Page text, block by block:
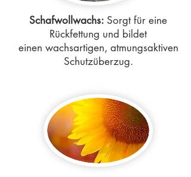
Schafwollwachs: Sorgt für eine
Rückfettung und bildet
einen wachsartigen, atmungsaktiven
Schutzüberzug.